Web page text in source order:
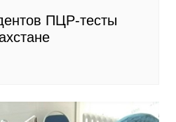
ПЦР-тесты